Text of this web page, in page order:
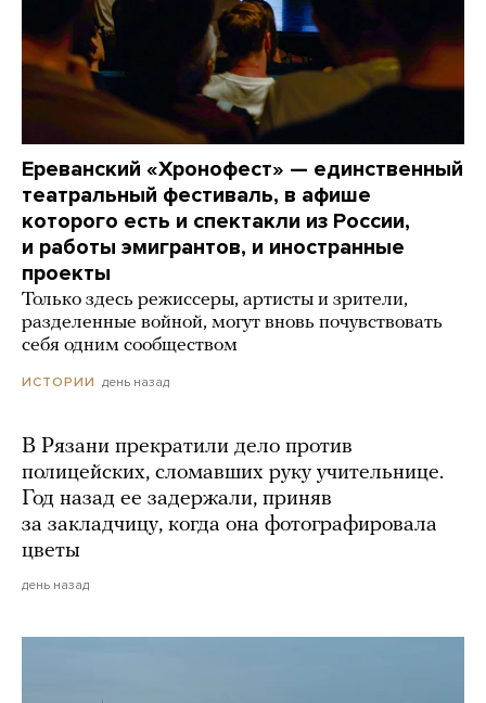
Ереванский «Хронофест» — единственный
театральный фестиваль, в афише
которого есть и спектакли из России,
и работы эмигрантов, и иностранные
проекты
Только здесь режиссеры, артисты и зрители,
разделенные войной, могут вновь почувствовать
себя одним сообществом
ИСТОРИИ день назад
В Рязани прекратили дело против
полицейских, сломавших руку учительнице.
Год назад ее задержали, приняв
за закладчицу, когда она фотографировала
цветы
день назад